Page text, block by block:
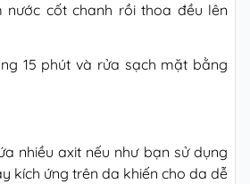
nước cốt chanh rồi thoa đều lên
15 phút và rửa sạch mặt bằng
nhiều axit nếu như bạn sử dụng
kích ứng trên da khiến cho da dễ